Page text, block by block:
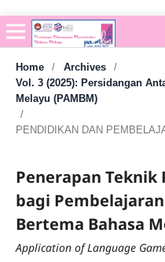
Home / Archives
/
Vol. 3 (2025): Persidangan
Melayu (PAMBM)
/
PENDIDIKAN DAN
Penerapan Teknik
bagi
Bertema Bahasa
Application of Language